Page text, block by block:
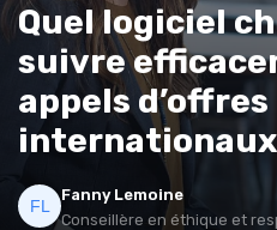
Quel logiciel
suivre
appels d’offres
internationaux
Fanny Lemoine
Conseillère en éthique et